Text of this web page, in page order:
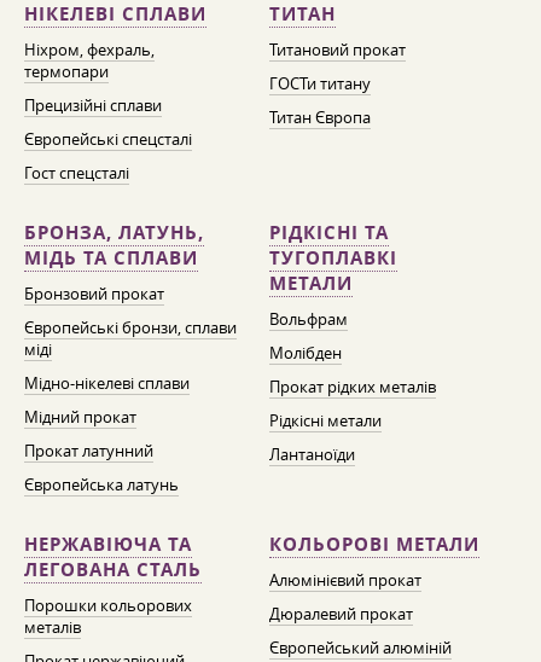
НІКЕЛЕВІ СПЛАВИ
Ніхром, фехраль,
термопари
Прецизійні сплави
Європейські спецсталі
Гост спецсталі
ТИТАН
Титановий прокат
ГОСТи титану
Титан Європа
БРОНЗА, ЛАТУНЬ,
МІДЬ ТА СПЛАВИ
Бронзовий прокат
Європейські бронзи, сплави
міді
Мідно-нікелеві сплави
Мідний прокат
Прокат латунний
Європейська латунь
РІДКІСНІ ТА
ТУГОПЛАВКІ
МЕТАЛИ
Вольфрам
Молібден
Прокат рідких металів
Рідкісні метали
Лантаноїди
НЕРЖАВІЮЧА ТА
ЛЕГОВАНА СТАЛЬ
Порошки кольорових
металів
КОЛЬОРОВІ МЕТАЛИ
Алюмінієвий прокат
Дюралевий прокат
Європейський алюміній